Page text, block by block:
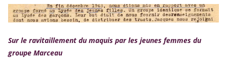
Sur le ravitaillement du maquis par les jeunes femmes du
groupe Marceau